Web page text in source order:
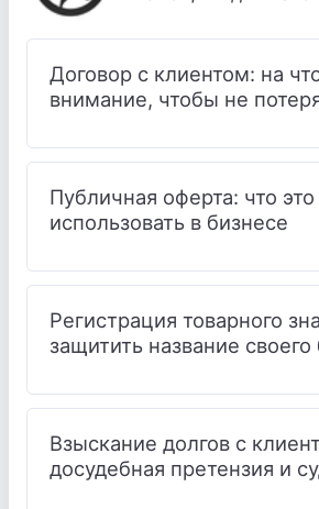
Договор с клиентом: на
внимание, чтобы не
Публичная оферта: что это
использовать в бизнесе
Регистрация товарного
защитить название своего
Взыскание долгов с
досудебная претензия и